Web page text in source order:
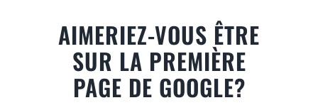
AIMERIEZ-VOUS ÊTRE
SUR LA PREMIÈRE
PAGE DE GOOGLE?